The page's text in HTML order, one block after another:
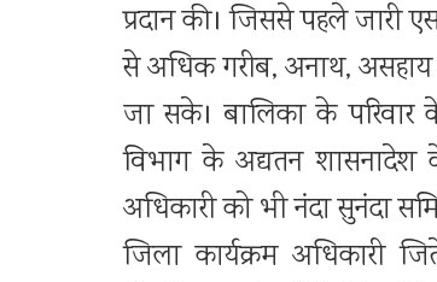
प्रदान की। जिससे पहले
से अधिक गरीब, अनाथ, असहाय
जा सके। बालिका के
विभाग के अद्यतन
अधिकारी को भी नंदा सुनंदा
जिला कार्यक्रम अधिकारी